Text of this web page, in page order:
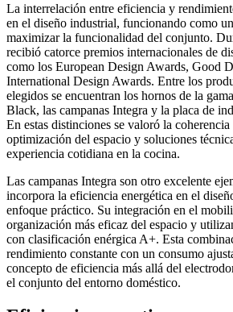
La interrelación entre eficiencia y
en el diseño industrial, funcionando como
maximizar la funcionalidad del conjunto.
recibió catorce premios internacionales de
como los European Design Awards, Good
International Design Awards. Entre los
elegidos se encuentran los hornos de la
Black, las campanas Integra y la placa de
En estas distinciones se valoró la coherencia
optimización del espacio y soluciones
experiencia cotidiana en la cocina.
Las campanas Integra son otro excelente
incorpora la eficiencia energética en el
enfoque práctico. Su integración en el
organización más eficaz del espacio y
con clasificación enérgica A+. Esta
rendimiento constante con un consumo
concepto de eficiencia más allá del
el conjunto del entorno doméstico.